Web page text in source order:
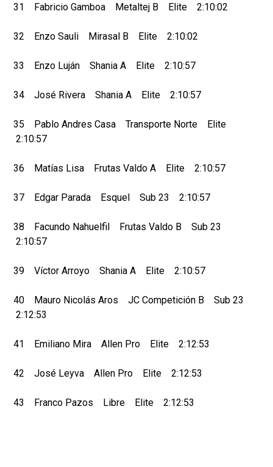
31 Fabricio Gamboa Metaltej B Elite 2:10:02
32 Enzo Sauli Mirasal B Elite 2:10:02
33 Enzo Luján Shania A Elite 2:10:57
34 José Rivera Shania A Elite 2:10:57
35 Pablo Andres Casa Transporte Norte Elite
2:10:57
36 Matías Lisa Frutas Valdo A Elite 2:10:57
37 Edgar Parada Esquel Sub 23 2:10:57
38 Facundo Nahuelfil Frutas Valdo B Sub 23
2:10:57
39 Víctor Arroyo Shania A Elite 2:10:57
40 Mauro Nicolás Aros JC Competición B Sub 23
2:12:53
41 Emiliano Mira Allen Pro Elite 2:12:53
42 José Leyva Allen Pro Elite 2:12:53
43 Franco Pazos Libre Elite 2:12:53